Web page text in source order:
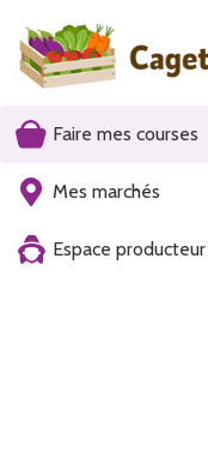
Faire mes courses
Mes marchés
Espace producteur